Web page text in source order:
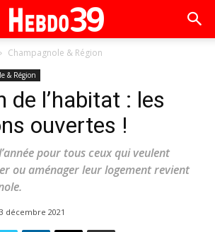
Champagnole & Région
& Région
de l’habitat : les
ouvertes !
pour tous ceux qui veulent
ou aménager leur logement revient
décembre 2021